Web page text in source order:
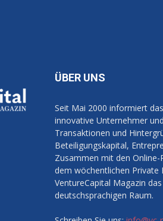
ÜBER UNS
Seit Mai 2000 informiert
innovative Unternehmer
Transaktionen und
Beteiligungskapital,
Zusammen mit den
dem wöchentlichen Private
VentureCapital Magazin
deutschsprachigen Raum.